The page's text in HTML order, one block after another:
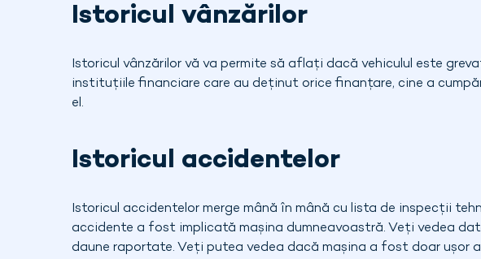
Istoricul vânzărilor
Istoricul vânzărilor vă va permite să aflați dacă vehiculul este
instituțiile financiare care au deținut orice finanțare, cine a
el.
Istoricul accidentelor
Istoricul accidentelor merge mână în mână cu lista de inspecții
accidente a fost implicată mașina dumneavoastră. Veți vedea
daune raportate. Veți putea vedea dacă mașina a fost doar ușor